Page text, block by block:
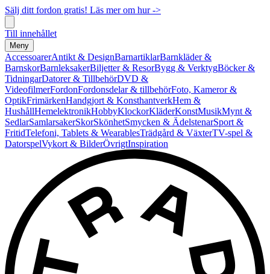
Sälj ditt fordon gratis! Läs mer om hur ->
Till innehållet
Meny
AccessoarerAntikt & DesignBarnartiklarBarnkläder &
BarnskorBarnleksakerBiljetter & ResorBygg & VerktygBöcker &
TidningarDatorer & TillbehörDVD &
VideofilmerFordonFordonsdelar & tillbehörFoto, Kameror &
OptikFrimärkenHandgjort & KonsthantverkHem &
HushållHemelektronikHobbyKlockorKläderKonstMusikMynt &
SedlarSamlarsakerSkorSkönhetSmycken & ÄdelstenarSport &
FritidTelefoni, Tablets & WearablesTrädgård & VäxterTV-spel &
DatorspelVykort & BilderÖvrigtInspiration